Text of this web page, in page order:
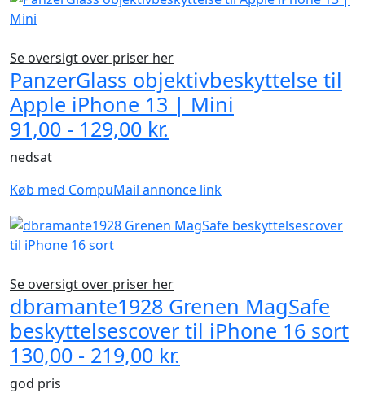
Se oversigt over priser her
PanzerGlass objektivbeskyttelse til
Apple iPhone 13 | Mini
91,00 - 129,00 kr.
nedsat
Køb med CompuMail annonce link
Se oversigt over priser her
dbramante1928 Grenen MagSafe
beskyttelsescover til iPhone 16 sort
130,00 - 219,00 kr.
god pris